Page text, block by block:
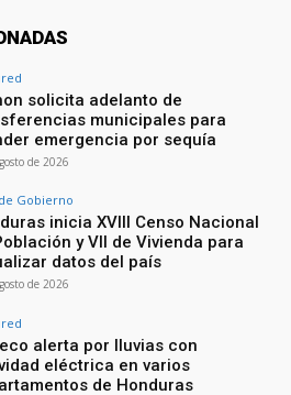
solicita adelanto de
municipales para
emergencia por sequía
de 2026
Gobierno
inicia XVIII Censo Nacional
y VII de Vivienda para
datos del país
de 2026
alerta por lluvias con
eléctrica en varios
de Honduras